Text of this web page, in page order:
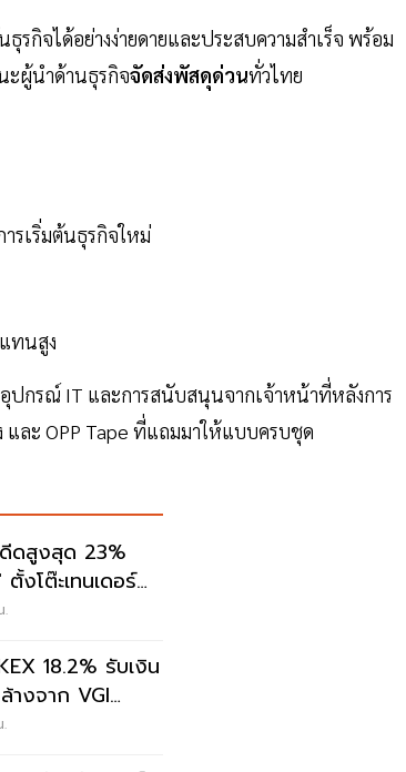
กิจได้อย่างง่ายดายและประสบความสำเร็จ พร้อม
ะผู้นำด้านธุรกิจจัดส่งพัสดุด่วนทั่วไทย
เริ่มต้นธุรกิจใหม่
ทนสูง
รณ์ IT และการสนับสนุนจากเจ้าหน้าที่หลังการ
ละ OPP Tape ที่แถมมาให้แบบครบชุด
ดสูงสุด 23%
งโต๊ะเทนเดอร์
.
18.2% รับเงิน
างจาก VGI